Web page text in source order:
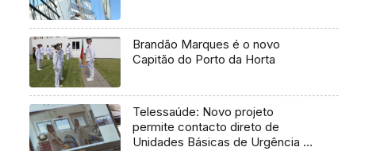
Brandão Marques é o novo
Capitão do Porto da Horta
Telessaúde: Novo projeto
permite contacto direto de
Unidades Básicas de Urgência e